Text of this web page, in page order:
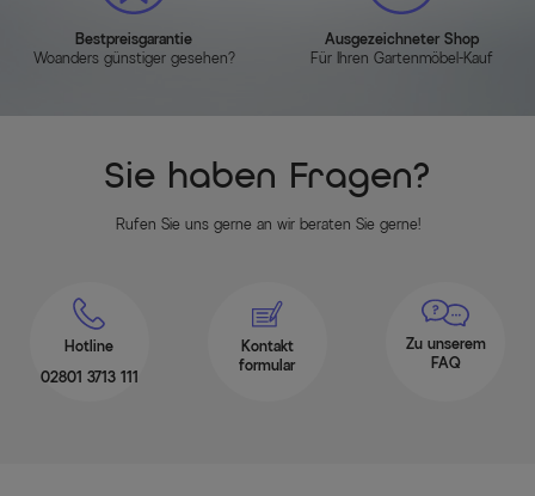
Bestpreisgarantie
Woanders günstiger gesehen?
Ausgezeichneter Shop
Für Ihren Gartenmöbel-Kauf
Sie haben Fragen?
Rufen Sie uns gerne an wir beraten Sie gerne!
Hotline
02801 3713 111
Kontakt
formular
Zu unserem
FAQ